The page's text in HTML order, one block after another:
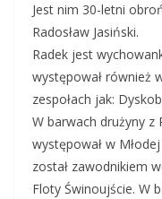
Jest nim 30-letni
Radosław Jasiński.
Radek jest
występował również
zespołach jak:
W barwach drużyny z
występował w
został zawodnikiem
Floty Świnoujście. W